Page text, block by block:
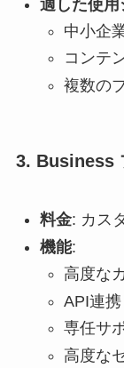
適した使用
中小企
コンテ
複数の
3. Business
料金: カス
機能:
高度な
API連携
専任サ
高度な